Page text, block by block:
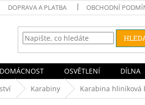
DOPRAVA A PLATBA OBCHODNÍ
DOMÁCNOST OSVĚTLENÍ DÍLNA
Karabiny Karabina hliníková